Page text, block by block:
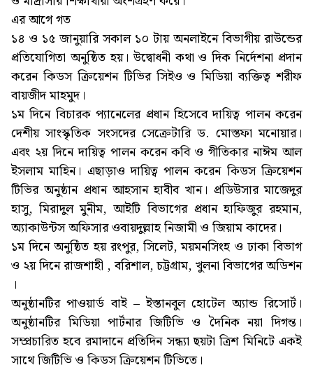
এর আগে গত
১৪ ও ১৫ জানুয়ারি সকাল ১০ টায় অনলাইনে বিভাগীয় রাউন্ডের
প্রতিযোগিতা অনুষ্ঠিত হয়। উদ্বোধনী কথা ও দিক নির্দেশনা প্রদান
করেন কিডস ক্রিয়েশন টিভির সিইও ও মিডিয়া ব্যক্তিত্ব শরীফ
বায়জীদ মাহমুদ।
১ম দিনে বিচারক প্যানেলের প্রধান হিসেবে দায়িত্ব পালন করেন
দেশীয় সাংস্কৃতিক সংসদের সেক্রেটারি ড. মোস্তফা মনোয়ার।
এবং ২য় দিনে দায়িত্ব পালন করেন কবি ও গীতিকার নাঈম আল
ইসলাম মাহিন। এছাড়াও দায়িত্ব পালন করেন কিডস ক্রিয়েশন
টিভির অনুষ্ঠান প্রধান আহসান হাবীব খান। প্রডিউসার মাজেদুর
হাসু, মিরাদুল মুনীম, আইটি বিভাগের প্রধান হাফিজুর রহমান,
অ্যাকাউন্টস অফিসার ওবায়দুল্লাহ নিজামী ও জিয়াম কাদের।
১ম দিনে অনুষ্ঠিত হয় রংপুর, সিলেট, ময়মনসিংহ ও ঢাকা বিভাগ
ও ২য় দিনে রাজশাহী , বরিশাল, চট্টগ্রাম, খুলনা বিভাগের অডিশন
।
অনুষ্ঠানটির পাওয়ার্ড বাই – ইস্তানবুল হোটেল অ্যান্ড রিসোর্ট।
অনুষ্ঠানটির মিডিয়া পার্টনার জিটিভি ও দৈনিক নয়া দিগন্ত।
সম্প্রচারিত হবে রমাদানে প্রতিদিন সন্ধ্যা ছয়টা ত্রিশ মিনিটে একই
সাথে জিটিভি ও কিডস ক্রিয়েশন টিভিতে।